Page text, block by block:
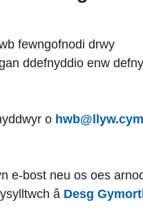
fewngofnodi drwy
ddefnyddio enw
o
e-bost neu os oes
â Desg